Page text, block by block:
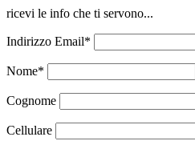
ricevi le info che ti servono...
Indirizzo Email*
Nome*
Cognome
Cellulare